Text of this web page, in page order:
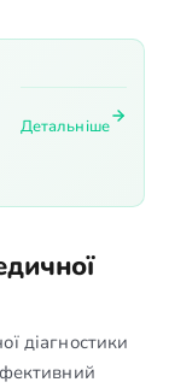
Детальніше
діагностики